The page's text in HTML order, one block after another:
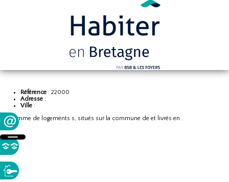
Référence : 22000
Adresse :
Ville :
Programme de logements s, situés sur la commune de et livrés en .